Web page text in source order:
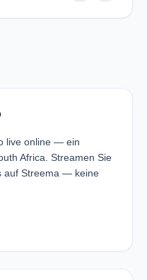
live online — ein
Africa. Streamen Sie
auf Streema — keine